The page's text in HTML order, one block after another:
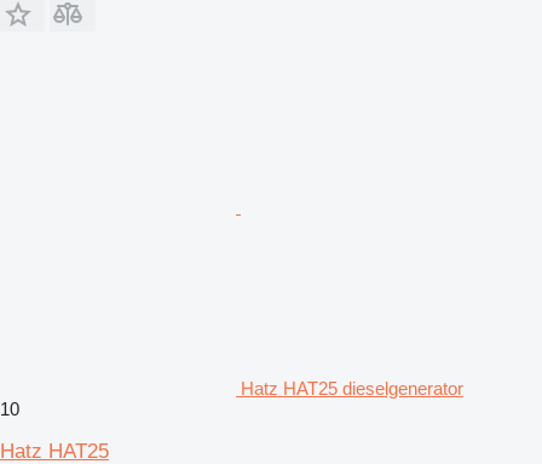
Hatz HAT25 dieselgenerator
10
Hatz HAT25